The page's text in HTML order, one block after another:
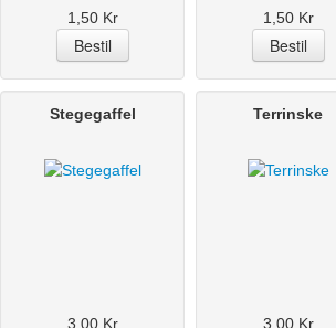
1,50 Kr 1,50 Kr
Stegegaffel
3,00 Kr
Terrinske
3,00 Kr